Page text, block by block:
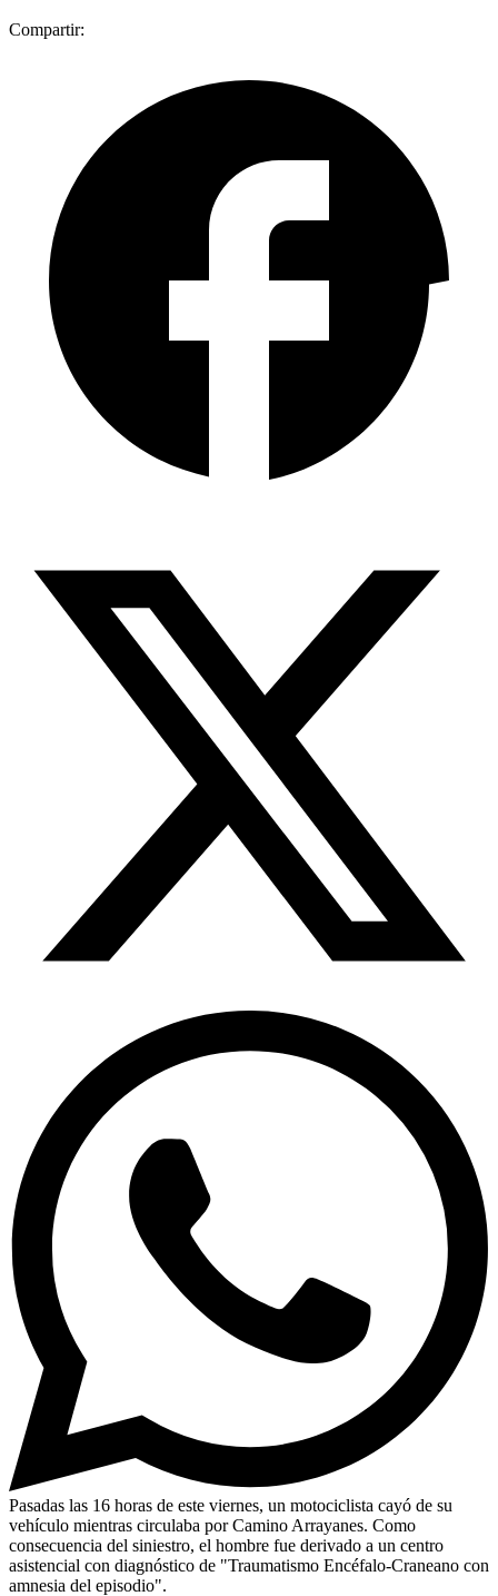
Compartir:
Pasadas las 16 horas de este viernes, un motociclista cayó de su
vehículo mientras circulaba por Camino Arrayanes. Como
consecuencia del siniestro, el hombre fue derivado a un centro
asistencial con diagnóstico de "Traumatismo Encéfalo-Craneano con
amnesia del episodio".